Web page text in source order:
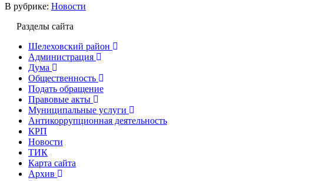
В рубрике: Новости
Разделы сайта
Шелеховский район
Администрация
Дума
Общественность
Подать обращение
Правовые акты
Муниципальные услуги
Антикоррупционная деятельность
КРП
Новости
ТИК
Карта сайта
Архив